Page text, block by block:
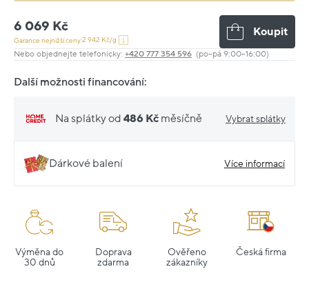
6 069 Kč
Garance nejnižší ceny:2 942 Kč/g
Koupit
Nebo objednejte telefonicky: +420 777 354 596 (po–pá 9:00–16:00)
Další možnosti financování:
Na splátky od 486 Kč měsíčně Vybrat splátky
Dárkové balení Více informací
Výměna do
30 dnů
Doprava
zdarma
Ověřeno
zákazníky
Česká firma